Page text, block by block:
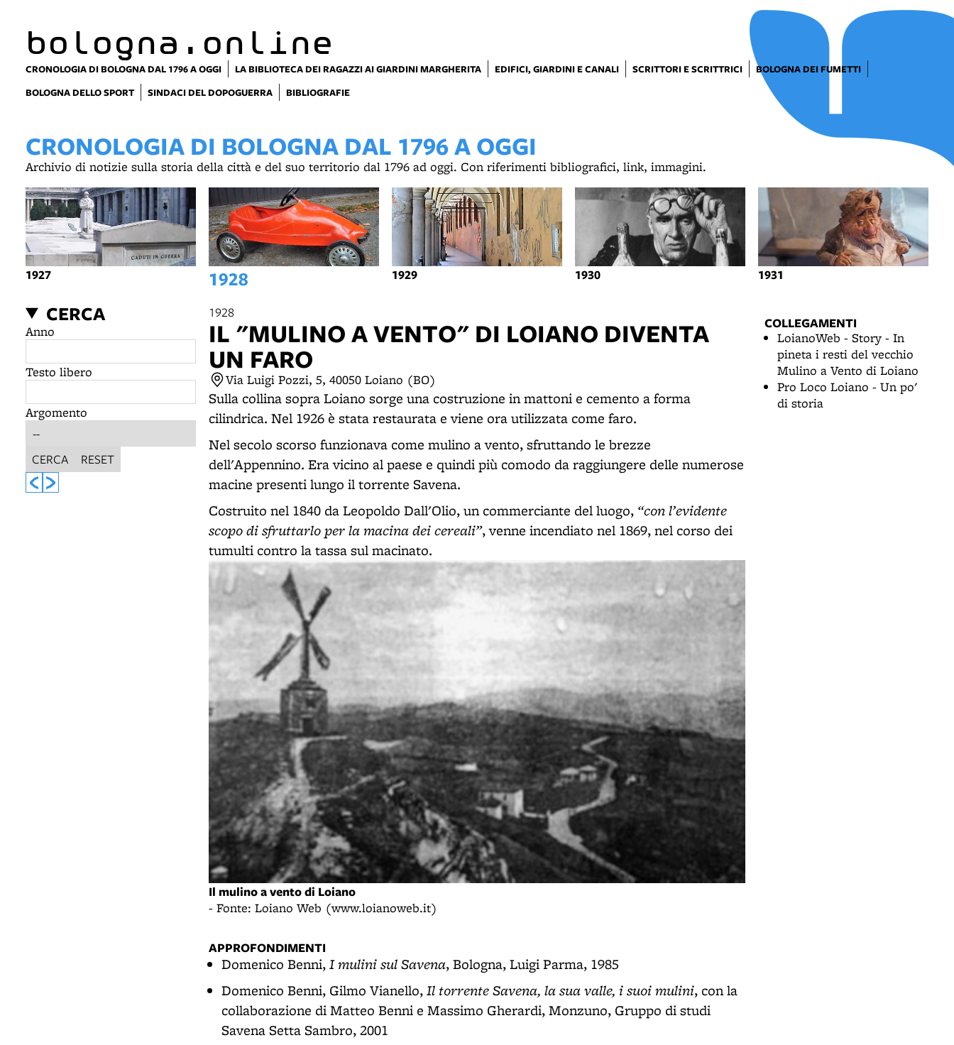
bologna.online
CRONOLOGIA DI BOLOGNA DAL 1796 A OGGI LA BIBLIOTECA DEI RAGAZZI AI GIARDINI MARGHERITA EDIFICI, GIARDINI E CANALI SCRITTORI E SCRITTRICI
BOLOGNA DEI FUMETTI
BOLOGNA DELLO SPORT
SINDACI DEL DOPOGUERRA BIBLIOGRAFIE
CRONOLOGIA DI BOLOGNA DAL 1796 A OGGI
Archivio di notizie sulla storia della città e del suo territorio dal 1796 ad oggi. Con riferimenti bibliografici, link, immagini.
1927 1928 1929 1930 1931
CERCA
Anno
Testo libero
Argomento
CERCA RESET
1928
IL "MULINO A VENTO" DI LOIANO DIVENTA
UN FARO
Via Luigi Pozzi, 5, 40050 Loiano (BO)
Sulla collina sopra Loiano sorge una costruzione in mattoni e cemento a forma
cilindrica. Nel 1926 è stata restaurata e viene ora utilizzata come faro.
Nel secolo scorso funzionava come mulino a vento, sfruttando le brezze
dell'Appennino. Era vicino al paese e quindi più comodo da raggiungere delle numerose
macine presenti lungo il torrente Savena.
Costruito nel 1840 da Leopoldo Dall'Olio, un commerciante del luogo, “con l’evidente
scopo di sfruttarlo per la macina dei cereali”, venne incendiato nel 1869, nel corso dei
tumulti contro la tassa sul macinato.
Il mulino a vento di Loiano
- Fonte: Loiano Web (www.loianoweb.it)
APPROFONDIMENTI
Domenico Benni,I mulini sul Savena, Bologna, Luigi Parma, 1985
Domenico Benni, Gilmo Vianello,Il torrente Savena, la sua valle, i suoi mulini, con la
collaborazione di Matteo Benni e Massimo Gherardi, Monzuno, Gruppo di studi
Savena Setta Sambro, 2001
COLLEGAMENTI
LoianoWeb - Story - In
pineta i resti del vecchio
Mulino a Vento di Loiano
Pro Loco Loiano - Un po'
di storia